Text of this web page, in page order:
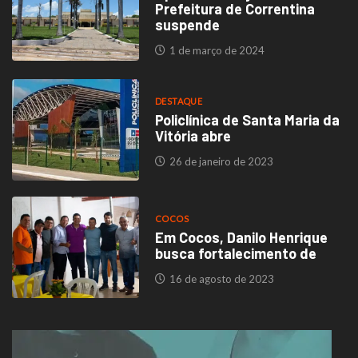
Prefeitura de Correntina
suspende
1 de março de 2024
DESTAQUE
Policlínica de Santa Maria da
Vitória abre
26 de janeiro de 2023
COCOS
Em Cocos, Danilo Henrique
busca fortalecimento de
16 de agosto de 2023